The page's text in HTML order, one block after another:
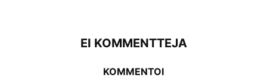
EI KOMMENTTEJA
KOMMENTOI